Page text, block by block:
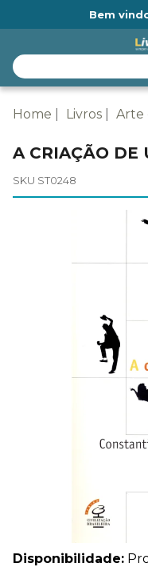
Bem
Home Livros Arte
A CRIAÇÃO DE
SKU ST0248
Disponibilidade: